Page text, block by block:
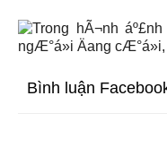
Bình luận